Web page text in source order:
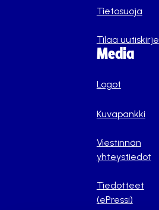
Tietosuoja
Tilaa uutiskirje
Media
Logot
Kuvapankki
Viestinnän
yhteystiedot
Tiedotteet
(ePressi)